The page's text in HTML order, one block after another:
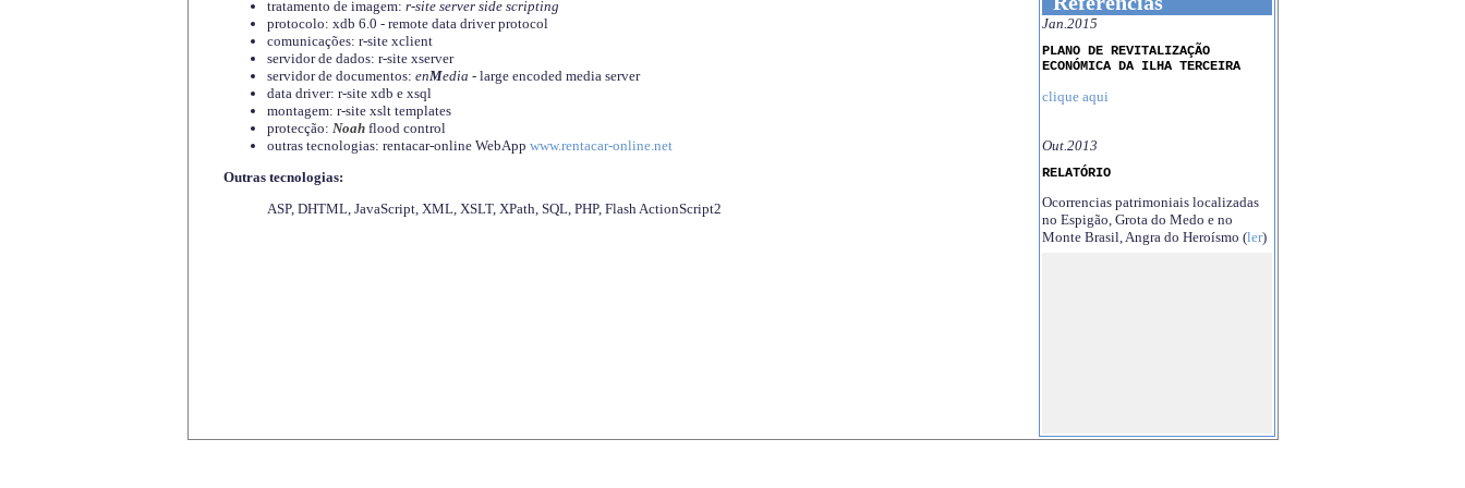
tratamento de imagem: r-site server side scripting
protocolo: xdb 6.0 - remote data driver protocol
comunicações: r-site xclient
servidor de dados: r-site xserver
servidor de documentos: enMedia - large encoded media server
data driver: r-site xdb e xsql
montagem: r-site xslt templates
protecção: Noahflood control
outras tecnologias: rentacar-online WebApp www.rentacar-online.net
Outras tecnologias:
ASP, DHTML, JavaScript, XML, XSLT, XPath, SQL, PHP, Flash ActionScript2
Jan.2015
PLANO DE REVITALIZAÇÃO
ECONÓMICA DA ILHA TERCEIRA
clique aqui
Out.2013
RELATÓRIO
Ocorrencias patrimoniais localizadas
no Espigão, Grota do Medo e no
Monte Brasil, Angra do Heroísmo (ler)